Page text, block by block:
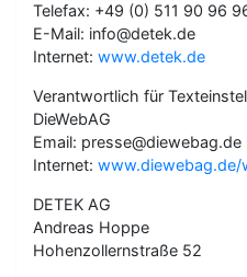
Telefax: +49 (0) 511 90 96
E-Mail: info@detek.de
Internet: www.detek.de
Verantwortlich für
DieWebAG
Email: presse@diewebag.de
Internet:
DETEK AG
Andreas Hoppe
Hohenzollernstraße 52